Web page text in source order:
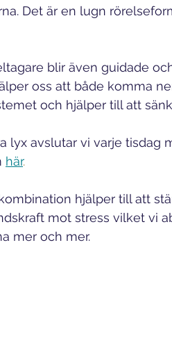
Det är en lugn
blir även guidade
oss att både komma
och hjälper till att
lyx avslutar vi varje tisdag
här.
hjälper till att
mot stress vilket vi
mer och mer.